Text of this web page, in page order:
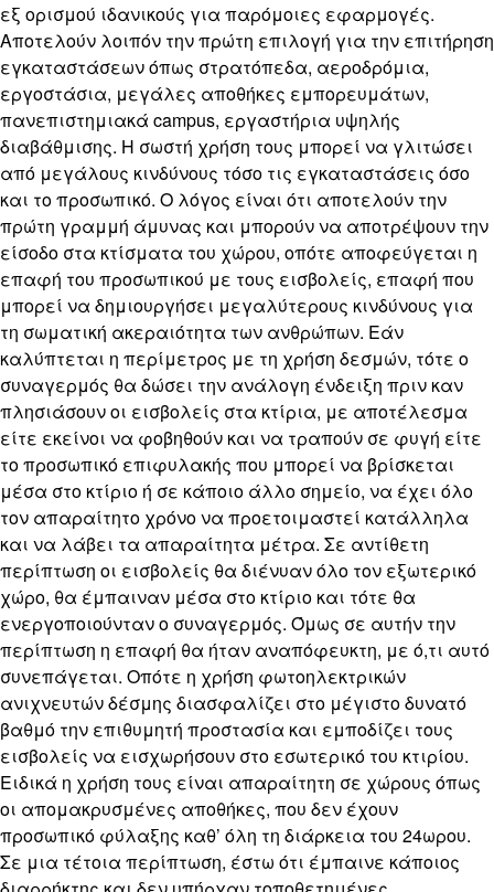
εξ ορισμού ιδανικούς για παρόμοιες εφαρμογές.
Αποτελούν λοιπόν την πρώτη επιλογή για την επιτήρηση
εγκαταστάσεων όπως στρατόπεδα, αεροδρόμια,
εργοστάσια, μεγάλες αποθήκες εμπορευμάτων,
πανεπιστημιακά campus, εργαστήρια υψηλής
διαβάθμισης. Η σωστή χρήση τους μπορεί να γλιτώσει
από μεγάλους κινδύνους τόσο τις εγκαταστάσεις όσο
και το προσωπικό. Ο λόγος είναι ότι αποτελούν την
πρώτη γραμμή άμυνας και μπορούν να αποτρέψουν την
είσοδο στα κτίσματα του χώρου, οπότε αποφεύγεται η
επαφή του προσωπικού με τους εισβολείς, επαφή που
μπορεί να δημιουργήσει μεγαλύτερους κινδύνους για
τη σωματική ακεραιότητα των ανθρώπων. Εάν
καλύπτεται η περίμετρος με τη χρήση δεσμών, τότε ο
συναγερμός θα δώσει την ανάλογη ένδειξη πριν καν
πλησιάσουν οι εισβολείς στα κτίρια, με αποτέλεσμα
είτε εκείνοι να φοβηθούν και να τραπούν σε φυγή είτε
το προσωπικό επιφυλακής που μπορεί να βρίσκεται
μέσα στο κτίριο ή σε κάποιο άλλο σημείο, να έχει όλο
τον απαραίτητο χρόνο να προετοιμαστεί κατάλληλα
και να λάβει τα απαραίτητα μέτρα. Σε αντίθετη
περίπτωση οι εισβολείς θα διένυαν όλο τον εξωτερικό
χώρο, θα έμπαιναν μέσα στο κτίριο και τότε θα
ενεργοποιούνταν ο συναγερμός. Όμως σε αυτήν την
περίπτωση η επαφή θα ήταν αναπόφευκτη, με ό,τι αυτό
συνεπάγεται. Οπότε η χρήση φωτοηλεκτρικών
ανιχνευτών δέσμης διασφαλίζει στο μέγιστο δυνατό
βαθμό την επιθυμητή προστασία και εμποδίζει τους
εισβολείς να εισχωρήσουν στο εσωτερικό του κτιρίου.
Ειδικά η χρήση τους είναι απαραίτητη σε χώρους όπως
οι απομακρυσμένες αποθήκες, που δεν έχουν
προσωπικό φύλαξης καθ’ όλη τη διάρκεια του 24ωρου.
Σε μια τέτοια περίπτωση, έστω ότι έμπαινε κάποιος